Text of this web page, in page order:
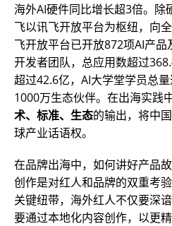
海外AI硬件同比增长超3倍。
飞以讯飞开放平台为枢纽，向
飞开放平台已开放872项AI产
开发者团队，总应用数超过
超过42.6亿，AI大学堂学员总
1000万生态伙伴。在出海实践
术、标准、生态的输出，将中
球产业话语权。
在品牌出海中，如何讲好产品
创作是对红人和品牌的双重考
关键纽带，海外红人不仅要深
要通过本地化内容创作，以更